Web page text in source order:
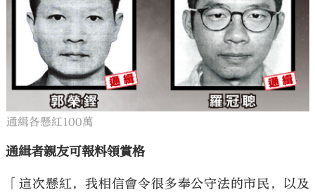
通緝各懸紅100萬
通緝者親友可報料領賞格
「這次懸紅，我相信會令很多奉公守法的市民，以及